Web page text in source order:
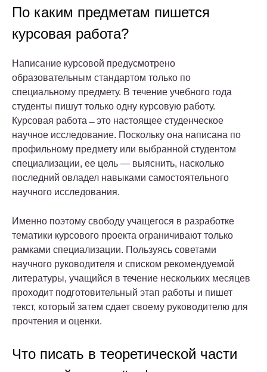
По каким предметам пишется
курсовая работа?
Написание курсовой предусмотрено
образовательным стандартом только по
специальному предмету. В течение учебного года
студенты пишут только одну курсовую работу.
Курсовая работа ̶ это настоящее студенческое
научное исследование. Поскольку она написана по
профильному предмету или выбранной студентом
специализации, ее цель — выяснить, насколько
последний овладел навыками самостоятельного
научного исследования.
Именно поэтому свободу учащегося в разработке
тематики курсового проекта ограничивают только
рамками специализации. Пользуясь советами
научного руководителя и списком рекомендуемой
литературы, учащийся в течение нескольких месяцев
проходит подготовительный этап работы и пишет
текст, который затем сдает своему руководителю для
прочтения и оценки.
Что писать в теоретической части